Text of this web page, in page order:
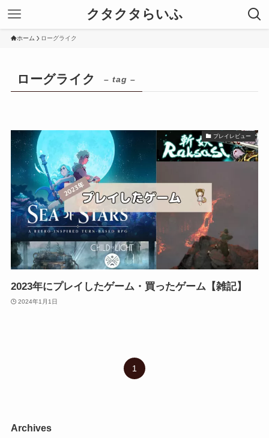
クタクタらいふ
ホーム ローグライク
ローグライク – tag –
プレイレビュー
2023年にプレイしたゲーム・買ったゲーム【雑記】
2024年1月1日
1
Archives